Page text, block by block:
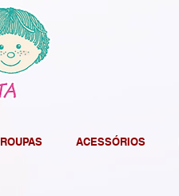
ROUPAS ACESSÓRIOS